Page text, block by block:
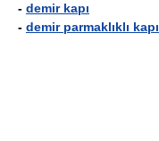
- demir kapı
- demir parmaklıklı kapı